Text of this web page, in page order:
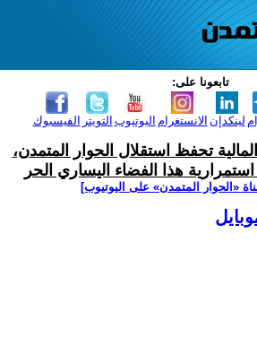
تابعونا على:
الفيسبوك التويتر اليوتيوب الانستغرام لينكدإن
تحفظ استقلال الحوار المتمدن،
هذا الفضاء اليساري الحر
‫«الحوار المتمدن» على اليوتيوب]